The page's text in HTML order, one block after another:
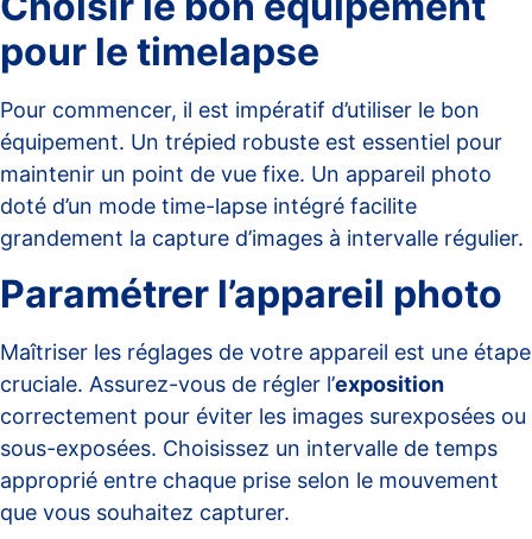
pour le timelapse
Pour commencer, il est impératif d’utiliser le bon
équipement. Un trépied robuste est essentiel pour
maintenir un point de vue fixe. Un appareil photo
doté d’un mode time-lapse intégré facilite
grandement la capture d’images à intervalle régulier.
Paramétrer l’appareil photo
Maîtriser les réglages de votre appareil est une étape
cruciale. Assurez-vous de régler l’exposition
correctement pour éviter les images surexposées ou
sous-exposées. Choisissez un intervalle de temps
approprié entre chaque prise selon le mouvement
que vous souhaitez capturer.